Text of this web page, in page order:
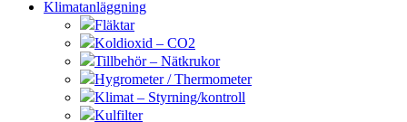
Klimatanläggning
Fläktar
Koldioxid – CO2
Tillbehör – Nätkrukor
Hygrometer / Thermometer
Klimat – Styrning/kontroll
Kulfilter